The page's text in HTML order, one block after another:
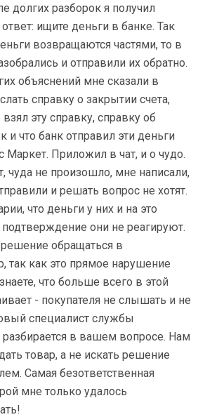
долгих разборок я получил
ищите деньги в банке. Так
возвращаются частями, то в
и отправили их обратно.
объяснений мне сказали в
справку о закрытии счета,
эту справку, справку об
и что банк отправил эти деньги
Маркет. Приложил в чат, и о чудо.
чуда не произошло, мне написали,
и решать вопрос не хотят.
что деньги у них и на это
они не реагируют.
решение обращаться в
так как это прямое нарушение
что больше всего в этой
- покупателя не слышать и не
специалист службы
в вашем вопросе. Нам
товар, а не искать решение
Самая безответственная
мне только удалось